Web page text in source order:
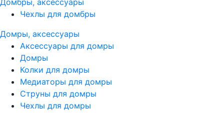
Домбры, аксессуары
Чехлы для домбры
Домры, аксессуары
Аксессуары для домры
Домры
Колки для домры
Медиаторы для домры
Струны для домры
Чехлы для домры